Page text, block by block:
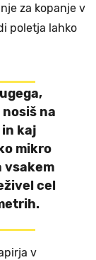
za kopanje v
poletja lahko
na
kaj
mikro
vsakem
cel
v